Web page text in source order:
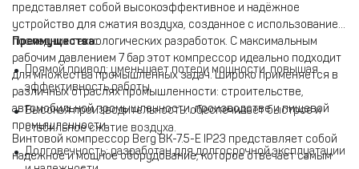
представляет собой высокоэффективное и надёжное
устройство для сжатия воздуха, созданное с использованием
последних технологических разработок. С максимальным
рабочим давлением 7 бар этот компрессор идеально подходит
для множества промышленных задач. Широко применяется в
различных отраслях промышленности: строительстве,
автомобильной промышленности, производстве и пищевой
промышленности.
Преимущества:
Прямой привод: уменьшает потери мощности, повышая
эффективность работы.
Высокая производительность: обеспечивает быстрое и
стабильное сжатие воздуха.
Долговечность: разработан для долгосрочной эксплуатации
Винтовой компрессор Berg ВК-7.5-E IP23 представляет собой
надежное и мощное оборудование, которое отвечает самым